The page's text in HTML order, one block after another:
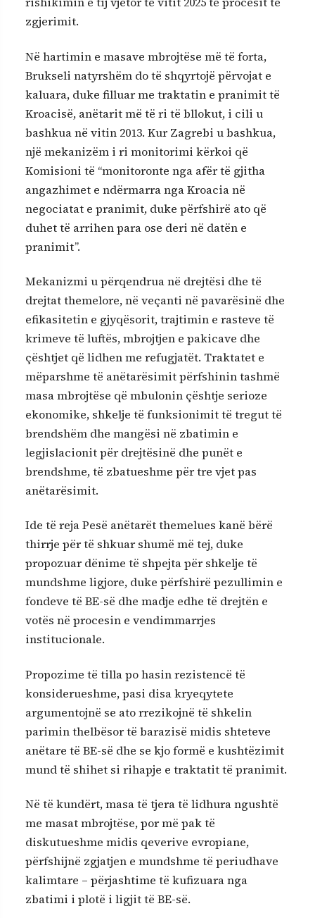
zgjerimit.
Në hartimin e masave mbrojtëse më të forta,
Brukseli natyrshëm do të shqyrtojë përvojat e
kaluara, duke filluar me traktatin e pranimit të
Kroacisë, anëtarit më të ri të bllokut, i cili u
bashkua në vitin 2013. Kur Zagrebi u bashkua,
një mekanizëm i ri monitorimi kërkoi që
Komisioni të “monitoronte nga afër të gjitha
angazhimet e ndërmarra nga Kroacia në
negociatat e pranimit, duke përfshirë ato që
duhet të arrihen para ose deri në datën e
pranimit”.
Mekanizmi u përqendrua në drejtësi dhe të
drejtat themelore, në veçanti në pavarësinë dhe
efikasitetin e gjyqësorit, trajtimin e rasteve të
krimeve të luftës, mbrojtjen e pakicave dhe
çështjet që lidhen me refugjatët. Traktatet e
mëparshme të anëtarësimit përfshinin tashmë
masa mbrojtëse që mbulonin çështje serioze
ekonomike, shkelje të funksionimit të tregut të
brendshëm dhe mangësi në zbatimin e
legjislacionit për drejtësinë dhe punët e
brendshme, të zbatueshme për tre vjet pas
anëtarësimit.
Ide të reja Pesë anëtarët themelues kanë bërë
thirrje për të shkuar shumë më tej, duke
propozuar dënime të shpejta për shkelje të
mundshme ligjore, duke përfshirë pezullimin e
fondeve të BE-së dhe madje edhe të drejtën e
votës në procesin e vendimmarrjes
institucionale.
Propozime të tilla po hasin rezistencë të
konsiderueshme, pasi disa kryeqytete
argumentojnë se ato rrezikojnë të shkelin
parimin thelbësor të barazisë midis shteteve
anëtare të BE-së dhe se kjo formë e kushtëzimit
mund të shihet si rihapje e traktatit të pranimit.
Në të kundërt, masa të tjera të lidhura ngushtë
me masat mbrojtëse, por më pak të
diskutueshme midis qeverive evropiane,
përfshijnë zgjatjen e mundshme të periudhave
kalimtare – përjashtime të kufizuara nga
zbatimi i plotë i ligjit të BE-së.